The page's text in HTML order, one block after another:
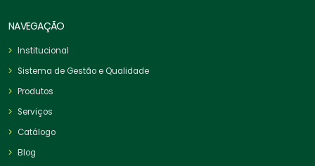
NAVEGAÇÃO
Institucional
Sistema de Gestão e Qualidade
Produtos
Serviços
Catálogo
Blog